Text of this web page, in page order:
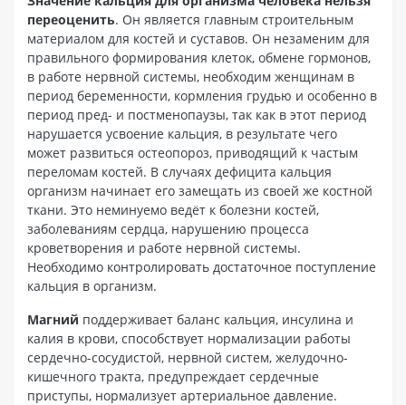
переоценить. Он является главным строительным
материалом для костей и суставов. Он незаменим для
правильного формирования клеток, обмене гормонов,
в работе нервной системы, необходим женщинам в
период беременности, кормления грудью и особенно в
период пред- и постменопаузы, так как в этот период
нарушается усвоение кальция, в результате чего
может развиться остеопороз, приводящий к частым
переломам костей. В случаях дефицита кальция
организм начинает его замещать из своей же костной
ткани. Это неминуемо ведёт к болезни костей,
заболеваниям сердца, нарушению процесса
кроветворения и работе нервной системы.
Необходимо контролировать достаточное поступление
кальция в организм.
Магний поддерживает баланс кальция, инсулина и
калия в крови, способствует нормализации работы
сердечно-сосудистой, нервной систем, желудочно-
кишечного тракта, предупреждает сердечные
приступы, нормализует артериальное давление.